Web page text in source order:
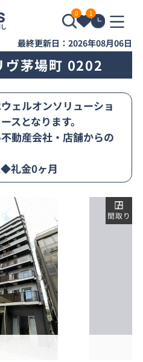
0 1
最終更新日：2026年08月06日
ヴ茅場町 0202
ェルオンソリューショ
スとなります。
動産会社・店舗からの
礼金0ヶ月